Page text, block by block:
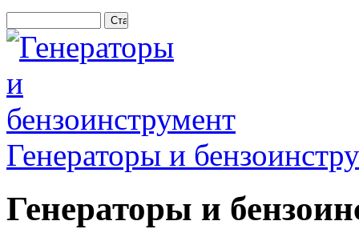
Генераторы и
Генераторы и